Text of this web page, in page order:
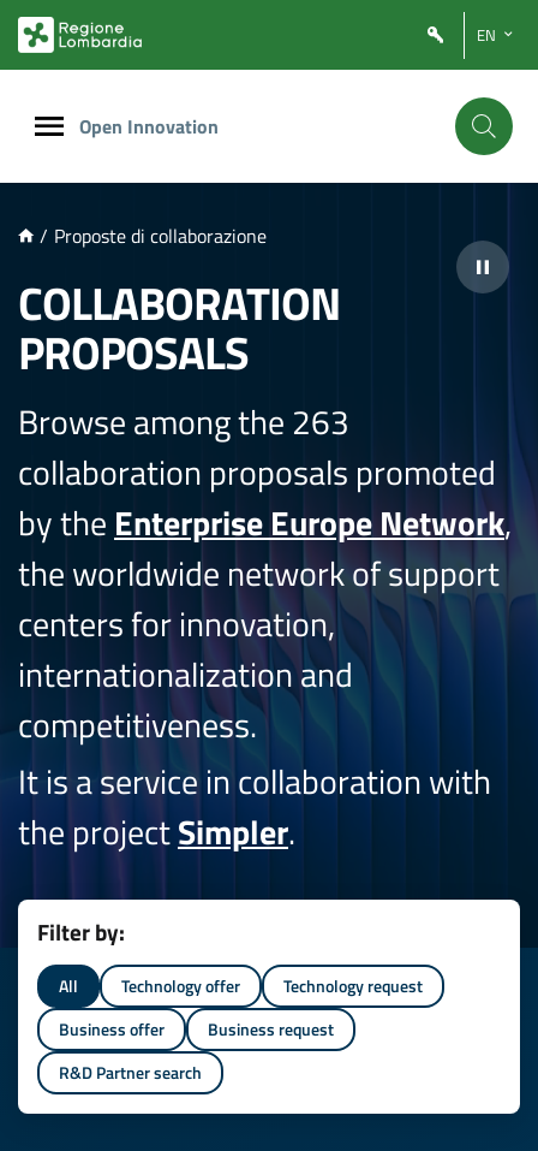
PRINCIPALE
EN
Open Innovation
/ Proposte di collaborazione
COLLABORATION
PROPOSALS
Browse among the 263
collaboration proposals promoted
by the Enterprise Europe Network,
the worldwide network of support
centers for innovation,
internationalization and
competitiveness.
It is a service in collaboration with
the projectSimpler.
Filter by:
All Technology offer
Technology request
Business offer
Business request
R&D Partner search